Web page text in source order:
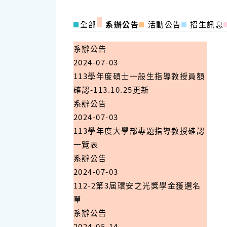
全部 系辦公告 活動公告 招生訊息
系辦公告
2024-07-03
113學年度碩士一般生指導教授員額
確認-113.10.25更新
系辦公告
2024-07-03
113學年度大學部專題指導教授確認
一覽表
系辦公告
2024-07-03
112-2第3屆環安之光獎學金獲選名
單
系辦公告